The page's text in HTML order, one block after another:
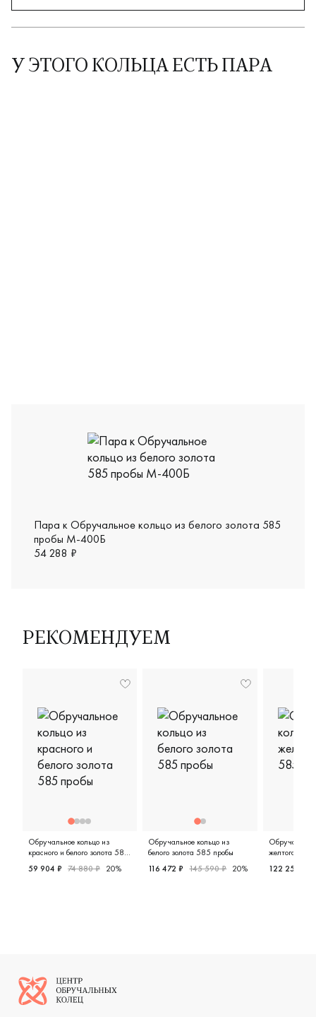
У ЭТОГО КОЛЬЦА ЕСТЬ ПАРА
Пара к Обручальное кольцо из белого золота 585
пробы М-400Б
54 288 ₽
РЕКОМЕНДУЕМ
Обручальное кольцо из
красного и белого золота 585
59 904 ₽ 74 880 ₽ 20%
Обручальное кольцо из
белого золота 585 пробы
116 472 ₽ 145 590 ₽ 20%
желтого
122 250 ₽
Логотип компании